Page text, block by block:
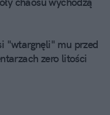
"wtargnęli" mu przed
zero litości